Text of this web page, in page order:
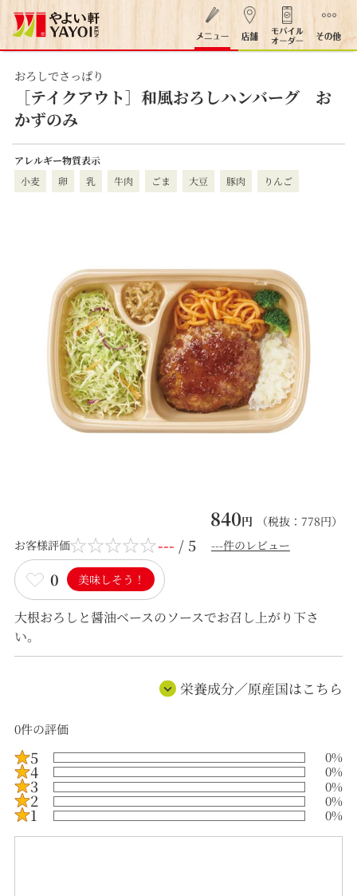
おろしでさっぱり
［テイクアウト］和風おろしハンバーグ お
かずのみ
アレルギー物質表示
小麦
卵 乳 牛肉 ごま 大豆 豚肉 りんご
840円 （税抜：778円）
お客様評価
--- / 5 ---件のレビュー
0 美味しそう！
大根おろしと醤油ベースのソースでお召し上がり下さ
い。
栄養成分／原産国はこちら
0件の評価
5 0%
4 0%
3 0%
2 0%
1 0%